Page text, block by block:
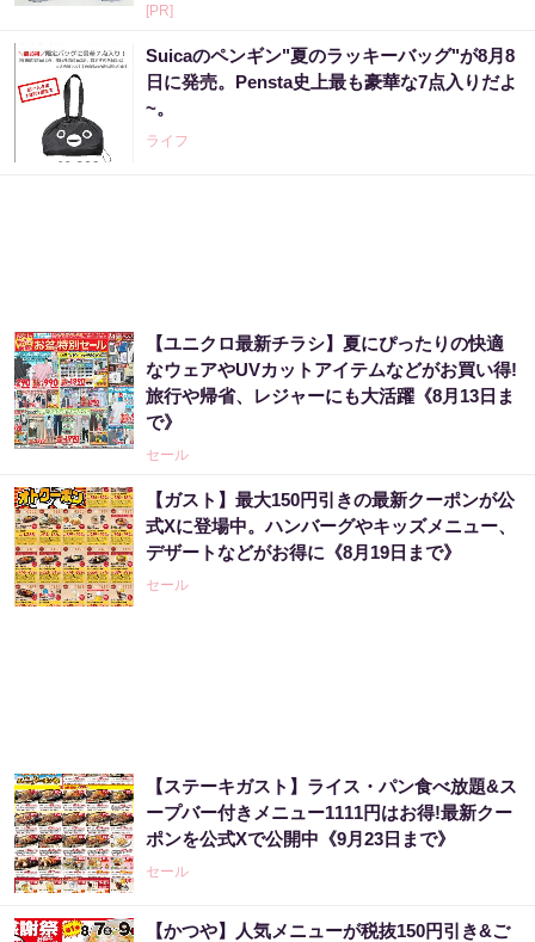
[PR]
Suicaのペンギン"夏のラッキーバッグ"が8月8
日に発売。Pensta史上最も豪華な7点入りだよ
~。
ライフ
【ユニクロ最新チラシ】夏にぴったりの快適
なウェアやUVカットアイテムなどがお買い得!
旅行や帰省、レジャーにも大活躍《8月13日ま
で》
セール
【ガスト】最大150円引きの最新クーポンが公
式Xに登場中。ハンバーグやキッズメニュー、
デザートなどがお得に《8月19日まで》
セール
【ステーキガスト】ライス・パン食べ放題&ス
ープバー付きメニュー1111円はお得!最新クー
ポンを公式Xで公開中《9月23日まで》
セール
【かつや】人気メニューが税抜150円引き&ご